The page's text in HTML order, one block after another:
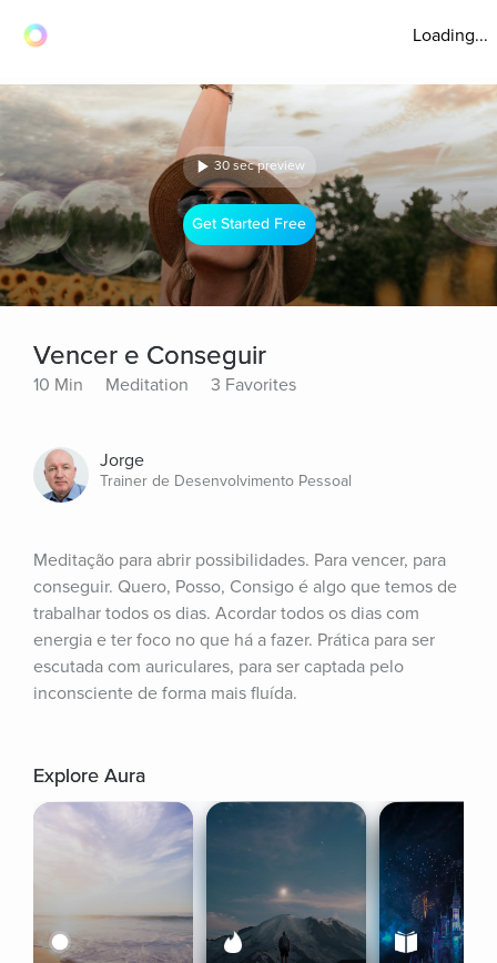
Loading...
30 sec preview
Get Started Free
Vencer e Conseguir
10 Min Meditation 3 Favorites
Jorge
Trainer de Desenvolvimento Pessoal
Meditação para abrir possibilidades. Para vencer, para
conseguir. Quero, Posso, Consigo é algo que temos de
trabalhar todos os dias. Acordar todos os dias com
energia e ter foco no que há a fazer. Prática para ser
escutada com auriculares, para ser captada pelo
inconsciente de forma mais fluída.
Explore Aura